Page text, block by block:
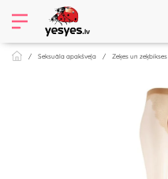
Seksuāla apakšveļa Zeķes un zeķbikses